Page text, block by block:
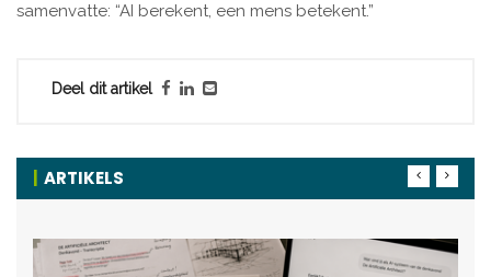
samenvatte: “AI berekent, een mens betekent.”
Deel dit artikel
ARTIKELS